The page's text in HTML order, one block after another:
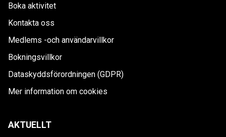
Boka aktivitet
Kontakta oss
Medlems -och användarvillkor
Bokningsvillkor
Dataskyddsförordningen (GDPR)
Mer information om cookies
AKTUELLT